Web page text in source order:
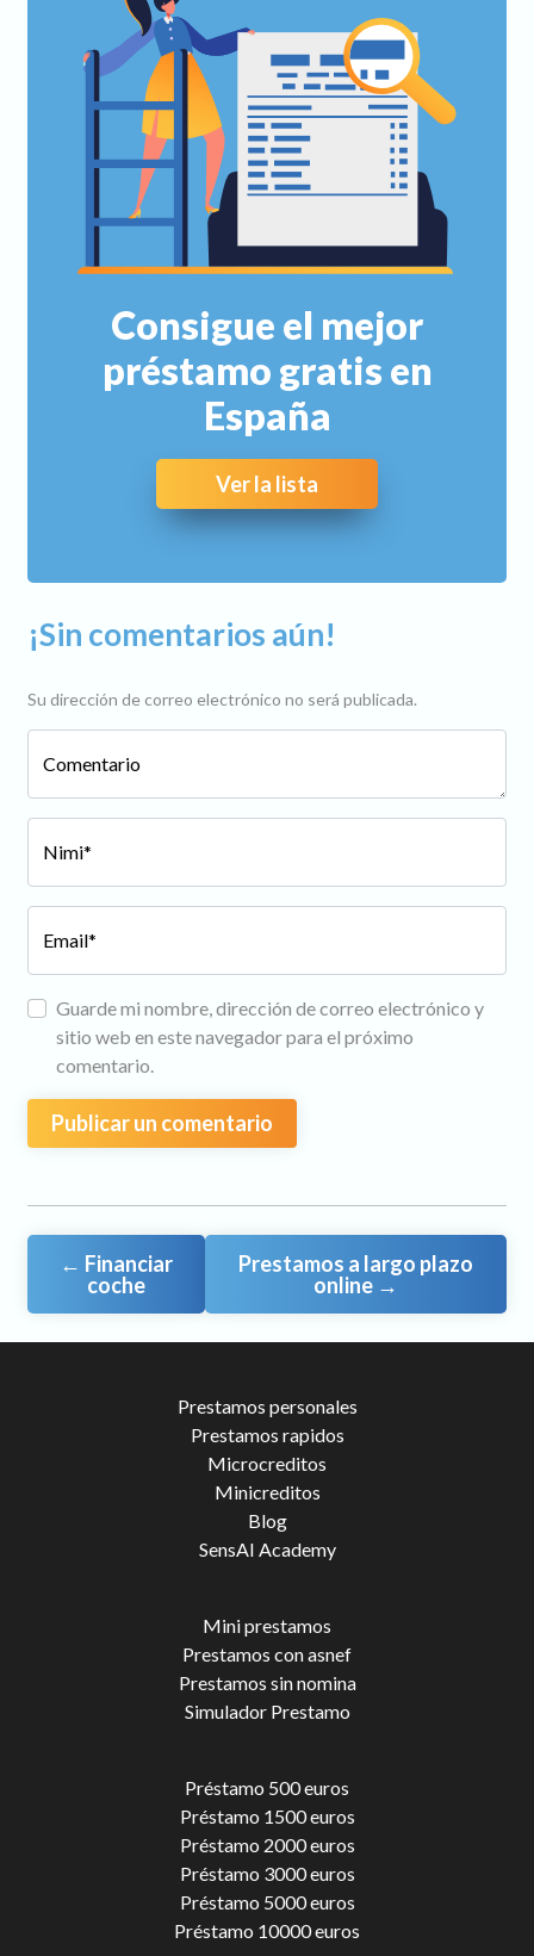
Consigue el mejor
préstamo gratis en
España
Ver la lista
¡Sin comentarios aún!
Su dirección de correo electrónico no será publicada.
Comentario
Nimi*
Email*
Guarde mi nombre, dirección de correo electrónico y
sitio web en este navegador para el próximo
comentario.
← Financiar
coche
Prestamos a largo plazo
online →
Prestamos personales
Prestamos rapidos
Microcreditos
Minicreditos
Blog
SensAI Academy
Mini prestamos
Prestamos con asnef
Prestamos sin nomina
Simulador Prestamo
Préstamo 500 euros
Préstamo 1500 euros
Préstamo 2000 euros
Préstamo 3000 euros
Préstamo 5000 euros
Préstamo 10000 euros